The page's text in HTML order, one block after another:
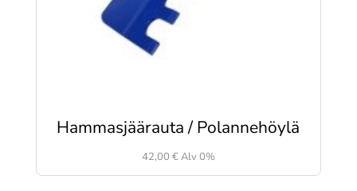
Hammasjäärauta / Polannehöylä
42,00 €Alv 0%